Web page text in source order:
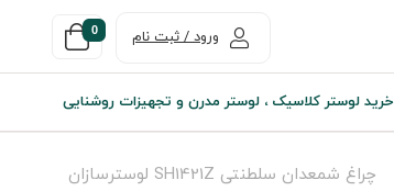
0 ورود / ثبت نام
خرید لوستر کلاسیک ، لوستر مدرن و تجهیزات روشنایی
چراغ شمعدان سلطنتی SH1421Z لوسترسازان